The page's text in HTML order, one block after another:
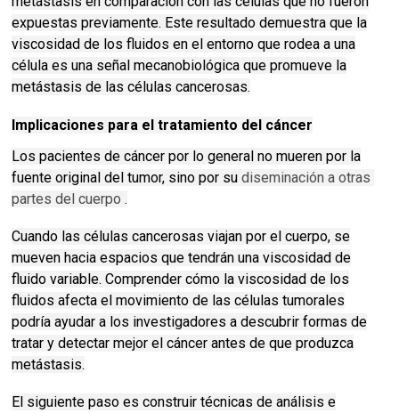
expuestas previamente. Este resultado demuestra que la
viscosidad de los fluidos en el entorno que rodea a una
célula es una señal mecanobiológica que promueve la
metástasis de las células cancerosas.
Implicaciones para el tratamiento del cáncer
Los pacientes de cáncer por lo general no mueren por la
fuente original del tumor, sino por sudiseminación a otras
partes del cuerpo .
Cuando las células cancerosas viajan por el cuerpo, se
mueven hacia espacios que tendrán una viscosidad de
fluido variable.Comprender cómo la viscosidad de los
fluidos afecta el movimiento de las células tumorales
podría ayudar a los investigadores a descubrir formas de
tratar y detectar mejor el cáncer antes de que produzca
metástasis.
El siguiente paso es construir técnicas de análisis e